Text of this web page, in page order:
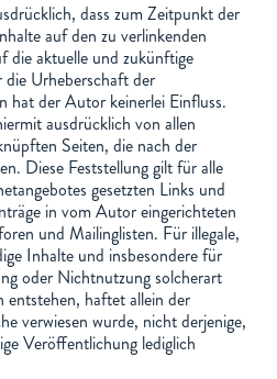
dass zum Zeitpunkt der
auf den zu verlinkenden
die aktuelle und zukünftige
Urheberschaft der
hat der Autor keinerlei Einfluss.
ausdrücklich von allen
Seiten, die nach der
Diese Feststellung gilt für alle
gesetzten Links und
in vom Autor eingerichteten
und Mailinglisten. Für illegale,
Inhalte und insbesondere für
oder Nichtnutzung solcherart
haftet allein der
verwiesen wurde, nicht derjenige,
Veröffentlichung lediglich